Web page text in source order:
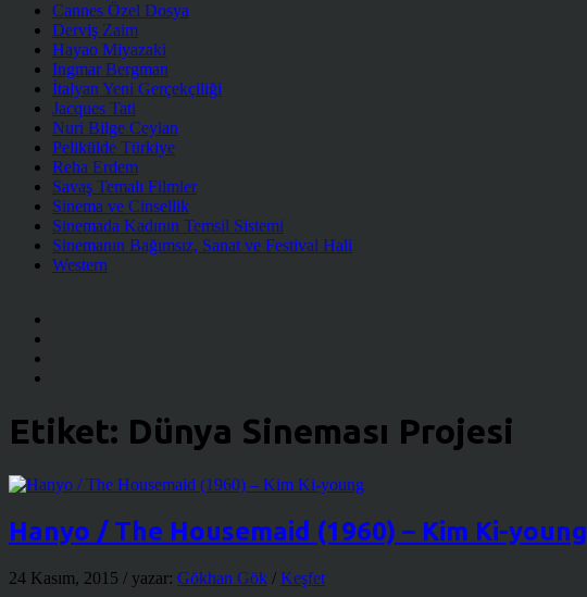
Cannes Özel Dosya
Derviş Zaim
Hayao Miyazaki
Ingmar Bergman
İtalyan Yeni Gerçekçiliği
Jacques Tati
Nuri Bilge Ceylan
Pelikülde Türkiye
Reha Erdem
Savaş Temalı Filmler
Sinema ve Cinsellik
Sinemada Kadının Temsil Sistemi
Sinemanın Bağımsız, Sanat ve Festival Hali
Western
Etiket: Dünya Sineması Projesi
Hanyo / The Housemaid (1960) – Kim Ki-young
24 Kasım, 2015 / yazar: Gökhan Gök / Keşfet